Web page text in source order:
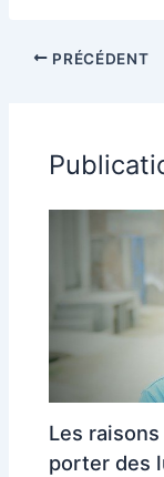
PRÉCÉDENT
Les
porter des